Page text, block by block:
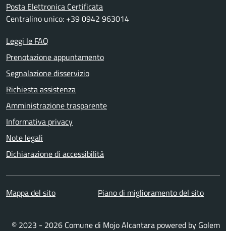
Posta Elettronica Certificata
Centralino unico: +39 0942 963014
Leggi le FAQ
Prenotazione appuntamento
Segnalazione disservizio
Richiesta assistenza
Amministrazione trasparente
Informativa privacy
Note legali
Dichiarazione di accessibilità
Mappa del sito Piano di miglioramento del sito
© 2023 - 2026 Comune di Mojo Alcantara powered by Golem